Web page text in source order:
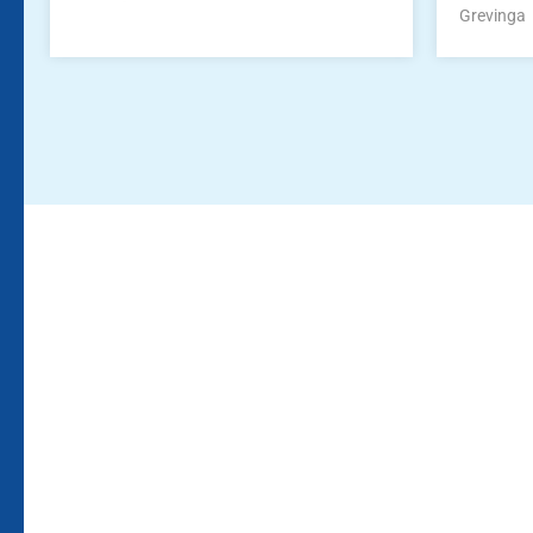
Grevinga